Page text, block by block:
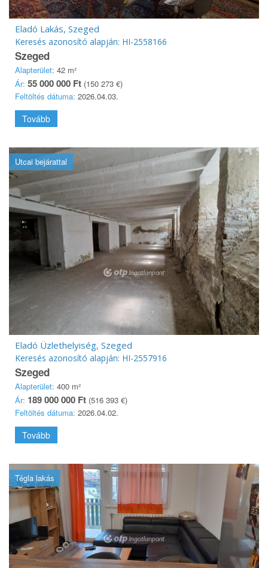
Eladó Lakás, Szeged
Keresés azonosító alapján: HI-2558166
Szeged
Alapterület: 42 m²
Ár: 55 000 000 Ft (150 273 €)
Feltöltés dátuma: 2026.04.03.
Tovább
Utcai bejárattal
Eladó Üzlethelyiség, Szeged
Keresés azonosító alapján: HI-2557916
Szeged
Alapterület: 400 m²
Ár: 189 000 000 Ft (516 393 €)
Feltöltés dátuma: 2026.04.02.
Tovább
Tégla lakás